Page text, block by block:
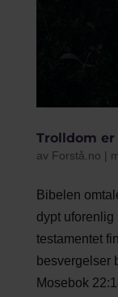
Trolldom
av Forstå.no |
Bibelen
dypt uforenlig
testamentet
besvergelser
Mosebok